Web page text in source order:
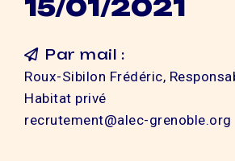
15/01/2021
Par mail :
Roux-Sibilon Frédéric,
Habitat privé
recrutement@alec-grenoble.org